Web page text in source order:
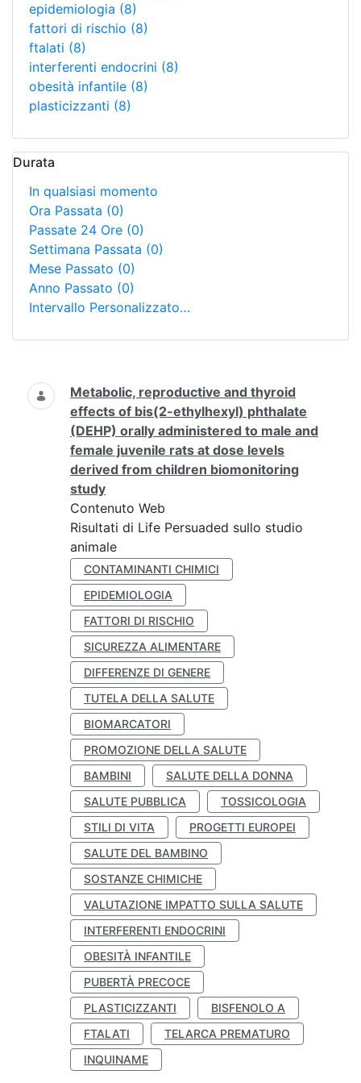
epidemiologia (8)
fattori di rischio (8)
ftalati (8)
interferenti endocrini (8)
obesità infantile (8)
plasticizzanti (8)
Durata
In qualsiasi momento
Ora Passata (0)
Passate 24 Ore (0)
Settimana Passata (0)
Mese Passato (0)
Anno Passato (0)
Intervallo Personalizzato…
Ricerca
Metabolic, reproductive and thyroid
effects of bis(2-ethylhexyl) phthalate
(DEHP) orally administered to male and
female juvenile rats at dose levels
derived from children biomonitoring
study
Contenuto Web
Risultati di Life Persuaded sullo studio
animale
CONTAMINANTI CHIMICI
EPIDEMIOLOGIA
FATTORI DI RISCHIO
SICUREZZA ALIMENTARE
DIFFERENZE DI GENERE
TUTELA DELLA SALUTE
BIOMARCATORI
PROMOZIONE DELLA SALUTE
BAMBINI
SALUTE DELLA DONNA
SALUTE PUBBLICA
TOSSICOLOGIA
STILI DI VITA
PROGETTI EUROPEI
SALUTE DEL BAMBINO
SOSTANZE CHIMICHE
VALUTAZIONE IMPATTO SULLA SALUTE
INTERFERENTI ENDOCRINI
OBESITÀ INFANTILE
PUBERTÀ PRECOCE
PLASTICIZZANTI
BISFENOLO A
FTALATI
TELARCA PREMATURO
INQUINAME